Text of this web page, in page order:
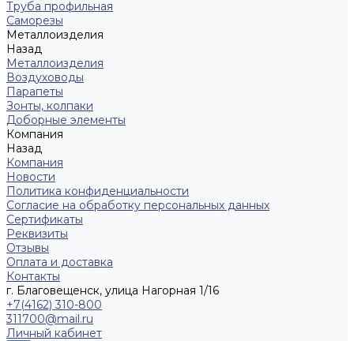
Труба профильная
Саморезы
Металлоизделия
Назад
Металлоизделия
Воздуховоды
Парапеты
Зонты, колпаки
Доборные элементы
Компания
Назад
Компания
Новости
Политика конфиденциальности
Согласие на обработку персональных данных
Сертификаты
Реквизиты
Отзывы
Оплата и доставка
Контакты
г. Благовещенск, улица Нагорная 1/16
+7(4162) 310-800
311700@mail.ru
Личный кабинет